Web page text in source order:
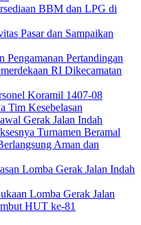
BBM dan LPG di
Pasar dan Sampaikan
Pengamanan Pertandingan
RI Dikecamatan
Koramil 1407-08
Tim Kesebelasan
Gerak Jalan Indah
Turnamen Beramal
Aman dan
Lomba Gerak Jalan Indah
Lomba Gerak Jalan
HUT ke-81